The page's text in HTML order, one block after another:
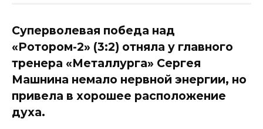
Суперволевая победа над
«Ротором-2» (3:2) отняла у главного
тренера «Металлурга» Сергея
Машнина немало нервной энергии, но
привела в хорошее расположение
духа.